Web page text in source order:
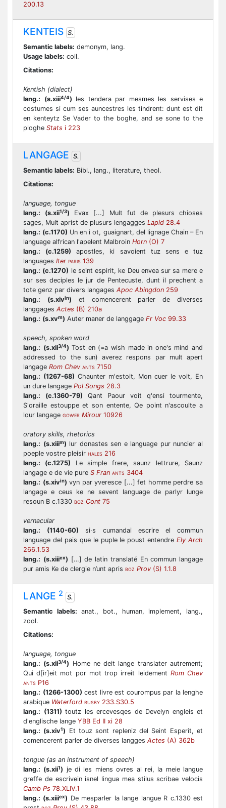
200.13
KENTEIS S.
Semantic labels: demonym, lang.
Usage labels: coll.
Citations:
Kentish (dialect)
lang.:
(s.xiii4/4) les tendera par mesmes les servises e
costumes si cum ses auncestres les tindrent: dunt est dit
en kenteytz Se Vader to the boghe, and se sone to the
ploghe Stats i 223
LANGAGE S.
Semantic labels: Bibl., lang., literature, theol.
Citations:
language, tongue
lang.:
(s.xii1/3) Evax [...] Mult fut de plesurs chioses
sages, Mult aprist de plusurs lengagges Lapid 28.4
lang.: (c.1170) Un en i ot, guaignart, del lignage Chain – En
language alfrican l'apelent Malbroin Horn (O) 7
lang.:
(c.1259) apostles, ki savoient tuz sens e tuz
languages Iter PARIS 139
lang.: (c.1270) le seint espirit, ke Deu envea sur sa mere e
sur ses deciples le jur de Pentecuste, dunt il prechent a
tote genz par divers langages Apoc Abingdon 259
lang.:
(s.xivin) et comencerent parler de diverses
langgages Actes (B) 210a
lang.: (s.xvm) Auter maner de langgage Fr Voc 99.33
speech, spoken word
lang.: (s.xii3/4) Tost en (=a wish made in one's mind and
addressed to the sun) averez respons par mult apert
langage Rom Chev ANTS 7150
lang.: (1267-68) Chaunter m'estoit, Mon cuer le voit, En
un dure langage Pol Songs 28.3
lang.:
(c.1360-79) Qant Paour voit q'ensi tourmente,
S'oraille estouppe et son entente, Qe point n'ascoulte a
lour langage GOWER Mirour 10926
oratory skills, rhetorics
lang.: (s.xiiim) lur donastes sen e language pur nuncier al
poeple vostre pleisir HALES 216
lang.:
(c.1275) Le simple frere, saunz lettrure, Saunz
langage e de vie pure S Fran ANTS 3404
lang.: (s.xivin) vyn par yveresce [...] fet homme perdre sa
langage e ceus ke ne sevent language de parlyr lunge
resoun B c.1330 BOZ Cont 75
vernacular
lang.:
(1140-60) si·s cumandai escrire el commun
language del pais que le puple le poust entendreEly Arch
266.1.53
lang.: (s.xiiiex) […] de latin translaté En commun langage
pur amis Ke de clergie n’unt apris BOZ Prov (S) 1.1.8
LANGE 2 S.
Semantic labels: anat., bot., human, implement, lang.,
zool.
Citations:
language, tongue
lang.: (s.xii3/4) Home ne deit lange translater autrement;
Qui d[ir]eit mot por mot trop irreit leidement Rom Chev
ANTS P16
lang.: (1266-1300) cest livre est courompus par la lenghe
arabique Waterford BUSBY 233.S30.5
lang.: (1311) toutz les ercevesqes de Develyn engleis et
d'englische lange YBB Ed II xi 28
lang.: (s.xiv1) Et touz sont repleniz del Seint Esperit, et
comencerent parler de diverses langges Actes (A) 362b
tongue (as an instrument of speech)
lang.: (s.xii1) je di les miens ovres al rei, la meie langue
greffe de escrivein isnel lingua mea stilus scribae velocis
Camb Ps 78.XLIV.1
lang.: (s.xiiiex) De mesparler la lange langue R c.1330 est